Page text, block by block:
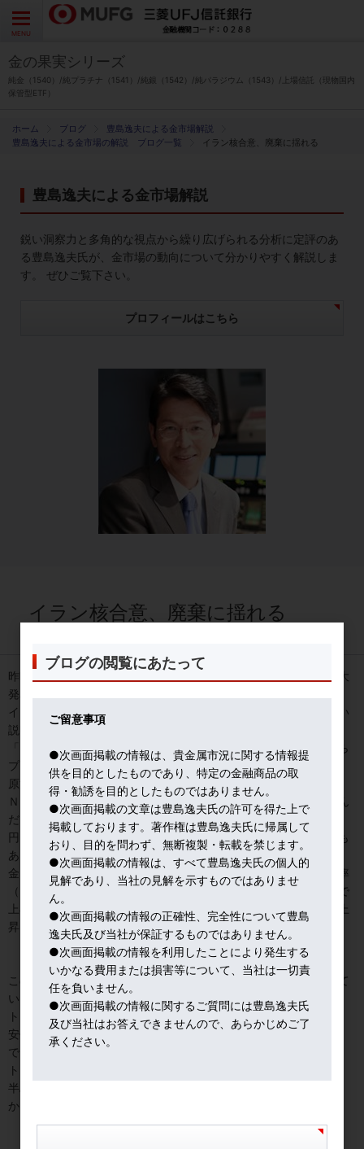
CLOSE
MENU
ブログ
豊島逸夫による金市場解説
豊島逸夫による金市場の解説 ブログ一覧
イラン核合意、廃棄に揺れる
豊島逸夫による金市場解説
鋭い洞察力と多角的な視点から繰り広げられる分析に定評のあ
る豊島逸夫氏が、金市場の動向について分かりやすく解説しま
す。 ぜひご覧下さい。
プロフィールはこちら
イラン核合意、廃棄に揺れる
昨晩日本時間午前２時から、イスラエルのネタニヤフ首相が「重大
発表」として記者会見を開催。
イラン国内の膨大な核開発データ・資料を入手したとして、詳しい
説明会見を行った。
「イランは嘘つき」と大きく書かれた背景で証拠写真を見せながら
プレゼンテーション。
原油市場は事前に重大発表ということで既に急騰中。
ＮＹダウは前日比２００ドル近く上げていたが、マイナス圏に沈ん
だ。
円は一時買われ、１０９．４から１０９．１と円高に振れる局面も
あった。
金は上がるかと思われたが、逆に下落。同日発表されたインフレ率
（ＦＲＢが最も重視するＰＣＥ）が年率２％、コアで１．９％まで
上昇したことで、４回利上げ観測が強まり、ドルインデックスが上
昇したことに反応した。１３１０－２０ドル台で推移。
このイラン情勢緊迫は要注意。ときあたかも、北朝鮮極秘訪問して
いたポンペオ新国務長官が今週は中東歴訪中。
トランプ政権も北朝鮮・イランの二面作戦は容易ではなかろう。
安倍首相も中東訪問中だが、イランとは密接な経済関係があるの
で、この時期にイラン訪問は見送った。
トランプ政権の軸足は、北朝鮮からイランにシフトする兆し。
半島情勢はそこそこで切り上げ、イラン・ロシアに対峙する流れ
か。
金の果実シリーズ
純金（1540）/純プラチナ（1541）/純銀（1542）/純パラジウム（1543）/上場信託（現物国内
保管型ETF）
金の果実シリーズとは
特徴とメリット
各種お手続き
ブログ
よくあるご質問 お問い合わせ
ブログの閲覧にあたって
ご留意事項
●次画面掲載の情報は、貴金属市況に関する情報提
供を目的としたものであり、特定の金融商品の取
得・勧誘を目的としたものではありません。
●次画面掲載の文章は豊島逸夫氏の許可を得た上で
掲載しております。著作権は豊島逸夫氏に帰属して
おり、目的を問わず、無断複製・転載を禁じます。
●次画面掲載の情報は、すべて豊島逸夫氏の個人的
見解であり、当社の見解を示すものではありませ
ん。
●次画面掲載の情報の正確性、完全性について豊島
逸夫氏及び当社が保証するものではありません。
●次画面掲載の情報を利用したことにより発生する
いかなる費用または損害等について、当社は一切責
任を負いません。
●次画面掲載の情報に関するご質問には豊島逸夫氏
及び当社はお答えできませんので、あらかじめご了
承ください。